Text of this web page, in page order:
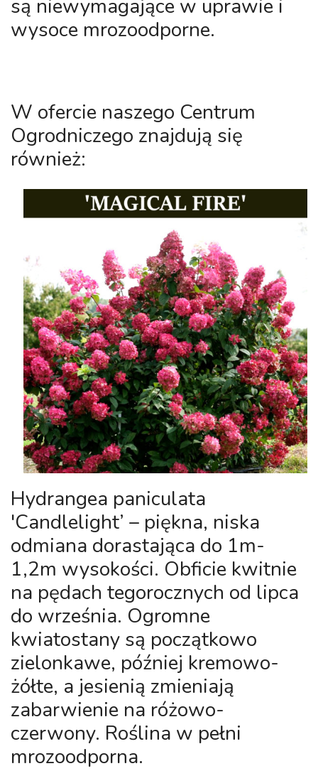
są niewymagające w uprawie i
wysoce mrozoodporne.
W ofercie naszego Centrum
Ogrodniczego znajdują się
również:
Hydrangea paniculata
'Candlelight’ – piękna, niska
odmiana dorastająca do 1m-
1,2m wysokości. Obficie kwitnie
na pędach tegorocznych od lipca
do września. Ogromne
kwiatostany są początkowo
zielonkawe, później kremowo-
żółte, a jesienią zmieniają
zabarwienie na różowo-
czerwony. Roślina w pełni
mrozoodporna.